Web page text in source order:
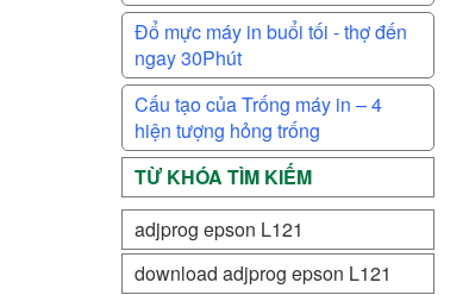
Đổ mực máy in buổi tối - thợ đến
ngay 30Phút
Cấu tạo của Trống máy in – 4
hiện tượng hỏng trống
TỪ KHÓA TÌM KIẾM
adjprog epson L121
download adjprog epson L121